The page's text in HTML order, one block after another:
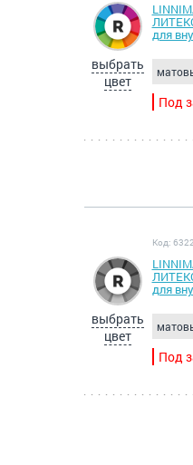
выбрать
цвет
для
Под
выбрать
цвет
Код:
для
Под